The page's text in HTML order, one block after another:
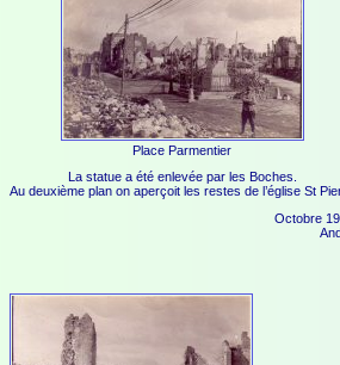
Place Parmentier
La statue a été enlevée par les Boches.
Au deuxième plan on aperçoit les restes de l’église St
Octobre